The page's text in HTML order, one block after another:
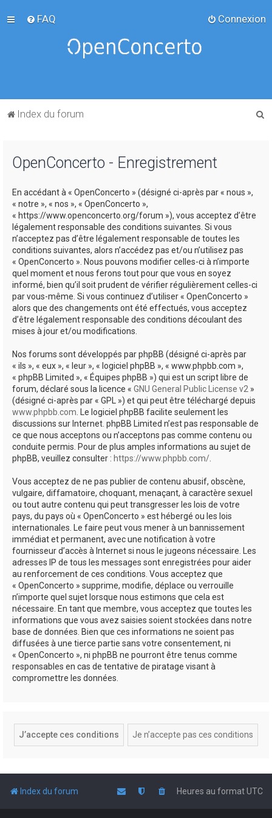
FAQ Connexion
Index du forum
OpenConcerto - Enregistrement
En accédant à « OpenConcerto » (désigné ci-après par « nous »,
« notre », « nos », « OpenConcerto »,
« https://www.openconcerto.org/forum »), vous acceptez d’être
légalement responsable des conditions suivantes. Si vous
n’acceptez pas d’être légalement responsable de toutes les
conditions suivantes, alors n’accédez pas et/ou n’utilisez pas
« OpenConcerto ». Nous pouvons modifier celles-ci à n’importe
quel moment et nous ferons tout pour que vous en soyez
informé, bien qu’il soit prudent de vérifier régulièrement celles-ci
par vous-même. Si vous continuez d’utiliser « OpenConcerto »
alors que des changements ont été effectués, vous acceptez
d’être légalement responsable des conditions découlant des
mises à jour et/ou modifications.
Nos forums sont développés par phpBB (désigné ci-après par
« ils », « eux », « leur », « logiciel phpBB », « www.phpbb.com »,
« phpBB Limited », « Équipes phpBB ») qui est un script libre de
forum, déclaré sous la licence « GNU General Public License v2 »
(désigné ci-après par « GPL ») et qui peut être téléchargé depuis
www.phpbb.com. Le logiciel phpBB facilite seulement les
discussions sur Internet. phpBB Limited n’est pas responsable de
ce que nous acceptons ou n’acceptons pas comme contenu ou
conduite permis. Pour de plus amples informations au sujet de
phpBB, veuillez consulter : https://www.phpbb.com/.
Vous acceptez de ne pas publier de contenu abusif, obscène,
vulgaire, diffamatoire, choquant, menaçant, à caractère sexuel
ou tout autre contenu qui peut transgresser les lois de votre
pays, du pays où « OpenConcerto » est hébergé ou les lois
internationales. Le faire peut vous mener à un bannissement
immédiat et permanent, avec une notification à votre
fournisseur d’accès à Internet si nous le jugeons nécessaire. Les
adresses IP de tous les messages sont enregistrées pour aider
au renforcement de ces conditions. Vous acceptez que
« OpenConcerto » supprime, modifie, déplace ou verrouille
n’importe quel sujet lorsque nous estimons que cela est
nécessaire. En tant que membre, vous acceptez que toutes les
informations que vous avez saisies soient stockées dans notre
base de données. Bien que ces informations ne soient pas
diffusées à une tierce partie sans votre consentement, ni
« OpenConcerto », ni phpBB ne pourront être tenus comme
responsables en cas de tentative de piratage visant à
compromettre les données.
Index du forum Heures au formatUTC